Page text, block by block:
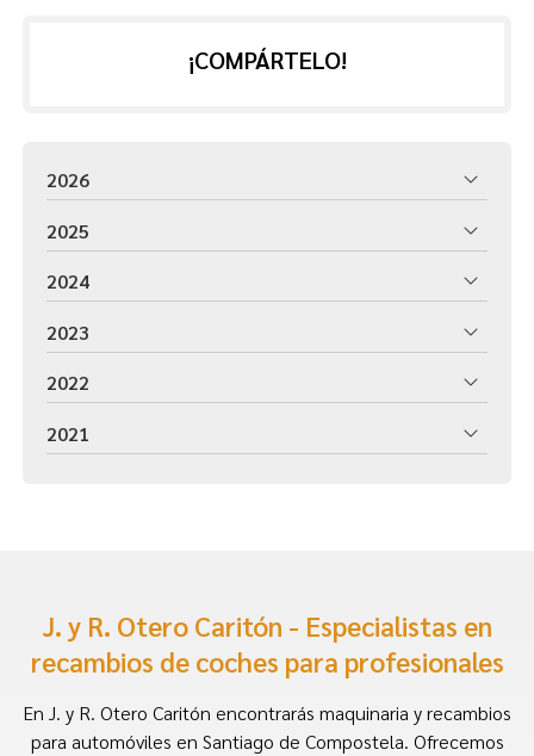
¡COMPÁRTELO!
2026
2025
2024
2023
2022
2021
J. y R. Otero Caritón - Especialistas en
recambios de coches para profesionales
En J. y R. Otero Caritón encontrarás maquinaria y recambios
para automóviles en Santiago de Compostela. Ofrecemos